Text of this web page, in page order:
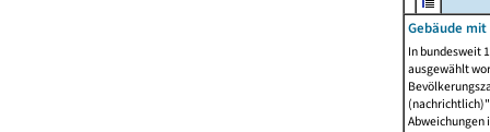
Gebäude
In bundesweit
ausgewählt
Abweichungen